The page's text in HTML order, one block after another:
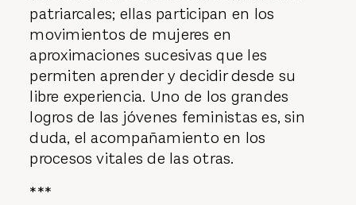
pa­triarcales; ellas participan en los
movimientos de mujeres en
aproximaciones sucesivas que les
permiten aprender y decidir desde su
libre experiencia. Uno de los grandes
logros de las jóvenes feministas es, sin
duda, el acompañamiento en los
procesos vitales de las otras.
***